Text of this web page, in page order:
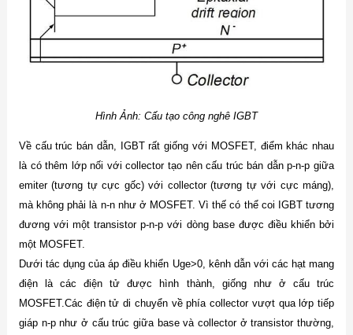
Hình Ảnh: Cấu tạo công nghê IGBT
Về cấu trúc bán dẫn, IGBT rất giống với MOSFET, điểm khác nhau
là có thêm lớp nối với collector tạo nên cấu trúc bán dẫn p-n-p giữa
emiter (tương tự cực gốc) với collector (tương tự với cực máng),
mà không phải là n-n như ở MOSFET. Vì thế có thể coi IGBT tương
đương với một transistor p-n-p với dòng base được điều khiển bởi
một MOSFET.
Dưới tác dụng của áp điều khiển Uge>0, kênh dẫn với các hạt mang
điện là các điện tử được hình thành, giống như ở cấu trúc
MOSFET.Các điện tử di chuyển về phía collector vượt qua lớp tiếp
giáp n-p như ở cấu trúc giữa base và collector ở transistor thường,